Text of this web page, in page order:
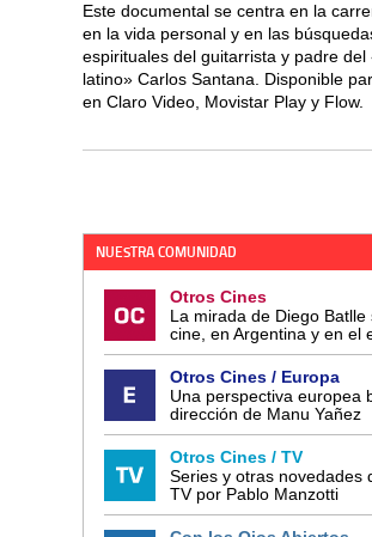
Este documental se centra en la
en la vida personal y en las
espirituales del guitarrista y padre del
latino» Carlos Santana. Disponible
en Claro Video, Movistar Play y Flow.
NUESTRA COMUNIDAD
Otros Cines
La mirada de Diego Batlle
cine, en Argentina y en el
Otros Cines / Europa
Una perspectiva europea
dirección de Manu Yañez
Otros Cines / TV
Series y otras novedades
TV por Pablo Manzotti